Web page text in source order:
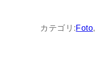
カテゴリ:Foto,